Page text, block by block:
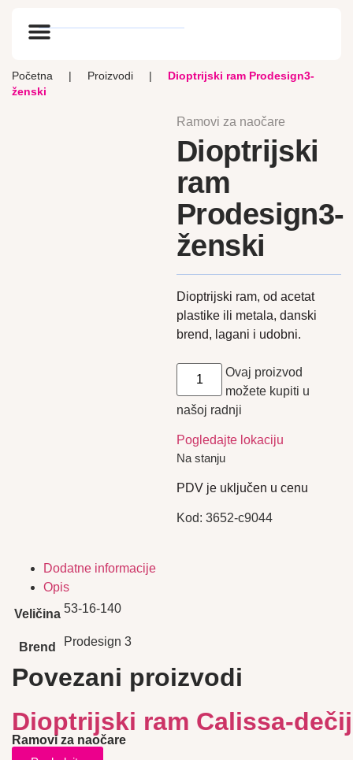
Početna | Proizvodi |
Dioptrijski ram Prodesign3-
ženski
Ramovi za naočare
Dioptrijski
ram
Prodesign3-
ženski
Dioptrijski ram, od acetat
plastike ili metala, danski
brend, lagani i udobni.
Ovaj proizvod
možete kupiti u
našoj radnji
Pogledajte lokaciju
Na stanju
PDV je uključen u cenu
Kod: 3652-c9044
Dodatne informacije
Opis
Veličina 53-16-140
Brend Prodesign 3
Povezani proizvodi
Dioptrijski ram Calissa-
Ramovi za naočare